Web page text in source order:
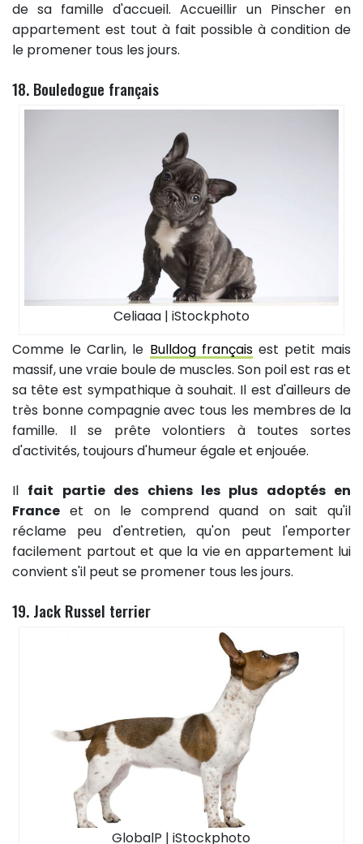
de sa famille d'accueil. Accueillir un Pinscher en
appartement est tout à fait possible à condition de
le promener tous les jours.
18. Bouledogue français
Celiaaa | iStockphoto
Comme le Carlin, le Bulldog françaisest petit mais
massif, une vraie boule de muscles. Son poil est ras et
sa tête est sympathique à souhait. Il est d'ailleurs de
très bonne compagnie avec tous les membres de la
famille. Il se prête volontiers à toutes sortes
d'activités, toujours d'humeur égale et enjouée.
Il fait partie des chiens les plus adoptés en
France et on le comprend quand on sait qu'il
réclame peu d'entretien, qu'on peut l'emporter
facilement partout et que la vie en appartement lui
convient s'il peut se promener tous les jours.
19. Jack Russel terrier
GlobalP | iStockphoto